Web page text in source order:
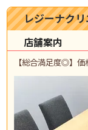
レジーナク
店舗案内
【総合満足度◎】